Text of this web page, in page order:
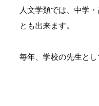
人文学類では、中学
とも出来ます。
毎年、学校の先生とし